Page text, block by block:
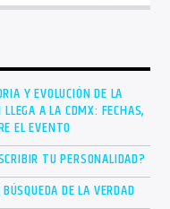
Y EVOLUCIÓN DE LA
A LA CDMX: FECHAS,
EL EVENTO
TU PERSONALIDAD?
DE LA VERDAD